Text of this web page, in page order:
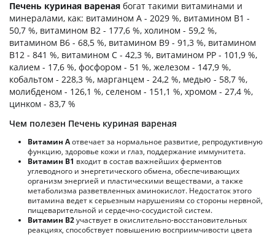
Печень куриная вареная богат такими витаминами и
минералами, как: витамином А - 2029 %, витамином B1 -
50,7 %, витамином B2 - 177,6 %, холином - 59,2 %,
витамином B6 - 68,5 %, витамином B9 - 91,3 %, витамином
B12 - 841 %, витамином C - 42,3 %, витамином PP - 101,9 %,
калием - 17,6 %, фосфором - 51 %, железом - 147,9 %,
кобальтом - 228,3 %, марганцем - 24,2 %, медью - 58,7 %,
молибденом - 126,1 %, селеном - 151,1 %, хромом - 27,4 %,
цинком - 83,7 %
Чем полезен Печень куриная вареная
Витамин Аотвечает за нормальное развитие, репродуктивную
функцию, здоровье кожи и глаз, поддержание иммунитета.
Витамин В1 входит в состав важнейших ферментов
углеводного и энергетического обмена, обеспечивающих
организм энергией и пластическими веществами, а также
метаболизма разветвленных аминокислот. Недостаток этого
витамина ведет к серьезным нарушениям со стороны нервной,
пищеварительной и сердечно-сосудистой систем.
Витамин В2участвует в окислительно-восстановительных
реакциях, способствует повышению восприимчивости цвета